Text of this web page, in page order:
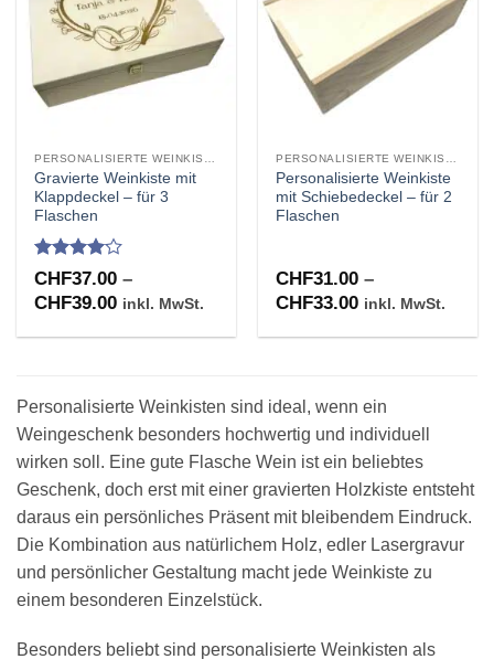
Gravierte Weinkiste mit
Klappdeckel – für 3
Flaschen
Bewertet
mit 4
von 5
CHF37.00 –
CHF39.00Preisspanne:
inkl. MwSt.
Personalisierte Weinkiste
mit Schiebedeckel – für 2
Flaschen
CHF31.00 –
CHF33.00Preisspanne:
inkl. MwSt.
Personalisierte Weinkisten sind ideal, wenn ein
Weingeschenk besonders hochwertig und individuell
wirken soll. Eine gute Flasche Wein ist ein beliebtes
Geschenk, doch erst mit einer gravierten Holzkiste entsteht
daraus ein persönliches Präsent mit bleibendem Eindruck.
Die Kombination aus natürlichem Holz, edler Lasergravur
und persönlicher Gestaltung macht jede Weinkiste zu
einem besonderen Einzelstück.
Besonders beliebt sind personalisierte Weinkisten als